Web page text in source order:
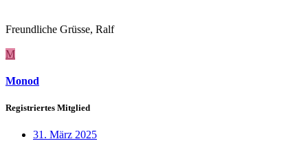
Freundliche Grüsse, Ralf
M
Monod
Registriertes Mitglied
31. März 2025